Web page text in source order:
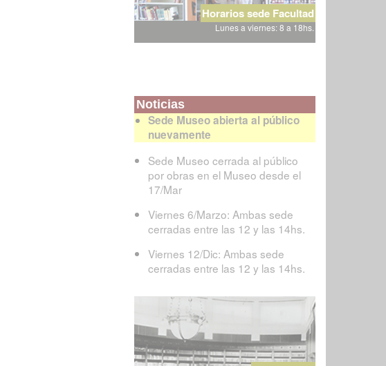
Horarios sede Facultad
Lunes a viernes: 8 a 18hs.
Noticias
Sede Museo abierta al público
nuevamente
Sede Museo cerrada al público
por obras en el Museo desde el
17/Mar
Viernes 6/Marzo: Ambas sede
cerradas entre las 12 y las 14hs.
Viernes 12/Dic: Ambas sede
cerradas entre las 12 y las 14hs.